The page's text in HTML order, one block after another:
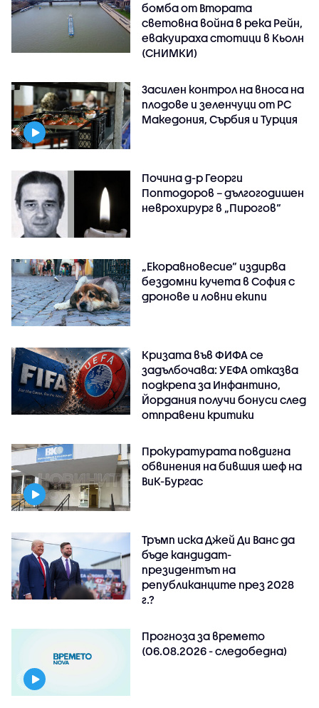
бомба от Втората
световна война в река Рейн,
евакуираха стотици в Кьолн
(СНИМКИ)
Засилен контрол на вноса на
плодове и зеленчуци от РС
Македония, Сърбия и Турция
Почина д-р Георги
Поптодоров – дългогодишен
неврохирург в „Пирогов“
„Екоравновесие“ издирва
бездомни кучета в София с
дронове и ловни екипи
Кризата във ФИФА се
задълбочава: УЕФА отказва
подкрепа за Инфантино,
Йордания получи бонуси след
отправени критики
Прокуратурата повдигна
обвинения на бившия шеф на
ВиК-Бургас
Тръмп иска Джей Ди Ванс да
бъде кандидат-
президентът на
републиканците през 2028
г.?
Прогноза за времето
(06.08.2026 - следобедна)